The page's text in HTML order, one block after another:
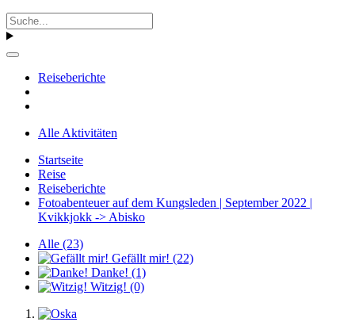
Reiseberichte
Alle Aktivitäten
Startseite
Reise
Reiseberichte
Fotoabenteuer auf dem Kungsleden | September 2022 |
Kvikkjokk -> Abisko
Alle (23)
Gefällt mir! (22)
Danke! (1)
Witzig! (0)